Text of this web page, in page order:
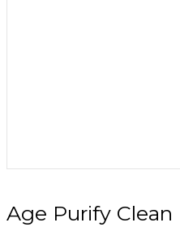
Age Purify Clean